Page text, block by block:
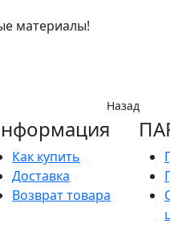
материалы!
Назад
Как купить
Доставка
Возврат товара